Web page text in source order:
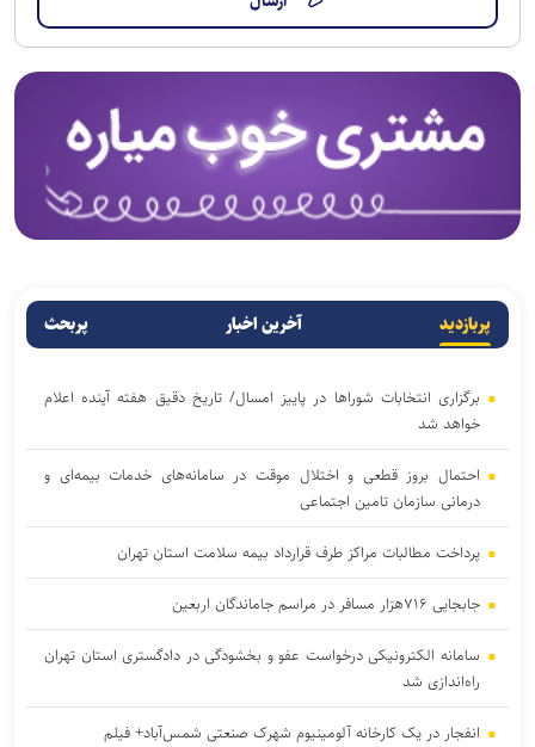
پربازدید آخرین اخبار پربحث
برگزاری انتخابات شوراها در پاییز امسال/ تاریخ دقیق هفته آینده اعلام
خواهد شد
احتمال بروز قطعی و اختلال موقت در سامانه‌های خدمات بیمه‌ای و
درمانی سازمان تامین اجتماعی
پرداخت مطالبات مراکز طرف قرارداد بیمه سلامت استان تهران
جابجایی ۷۱۶هزار مسافر در مراسم جاماندگان اربعین
سامانه الکترونیکی درخواست عفو و بخشودگی در دادگستری استان تهران
راه‌اندازی شد
انفجار در یک کارخانه آلومینیوم شهرک صنعتی شمس‌آباد+ فیلم